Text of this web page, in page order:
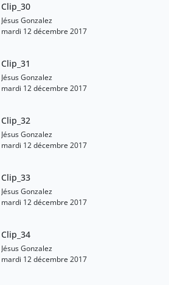
Clip_30
Jésus Gonzalez
mardi 12 décembre 2017
Clip_31
Jésus Gonzalez
mardi 12 décembre 2017
Clip_32
Jésus Gonzalez
mardi 12 décembre 2017
Clip_33
Jésus Gonzalez
mardi 12 décembre 2017
Clip_34
Jésus Gonzalez
mardi 12 décembre 2017